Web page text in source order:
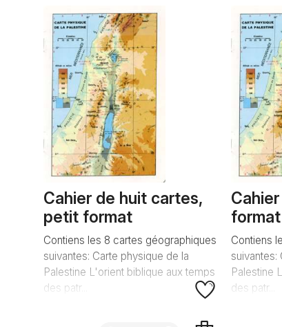
Cahier de huit cartes,
petit format
Contiens les 8 cartes géographiques
suivantes: Carte physique de la
Palestine L'orient biblique aux temps
des patr...
Contiens
suivantes:
Palestine
des patr...